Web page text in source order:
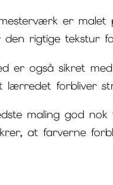
er malet
den rigtige tekstur
er også sikret
lærredet forbliver
maling god
at farverne